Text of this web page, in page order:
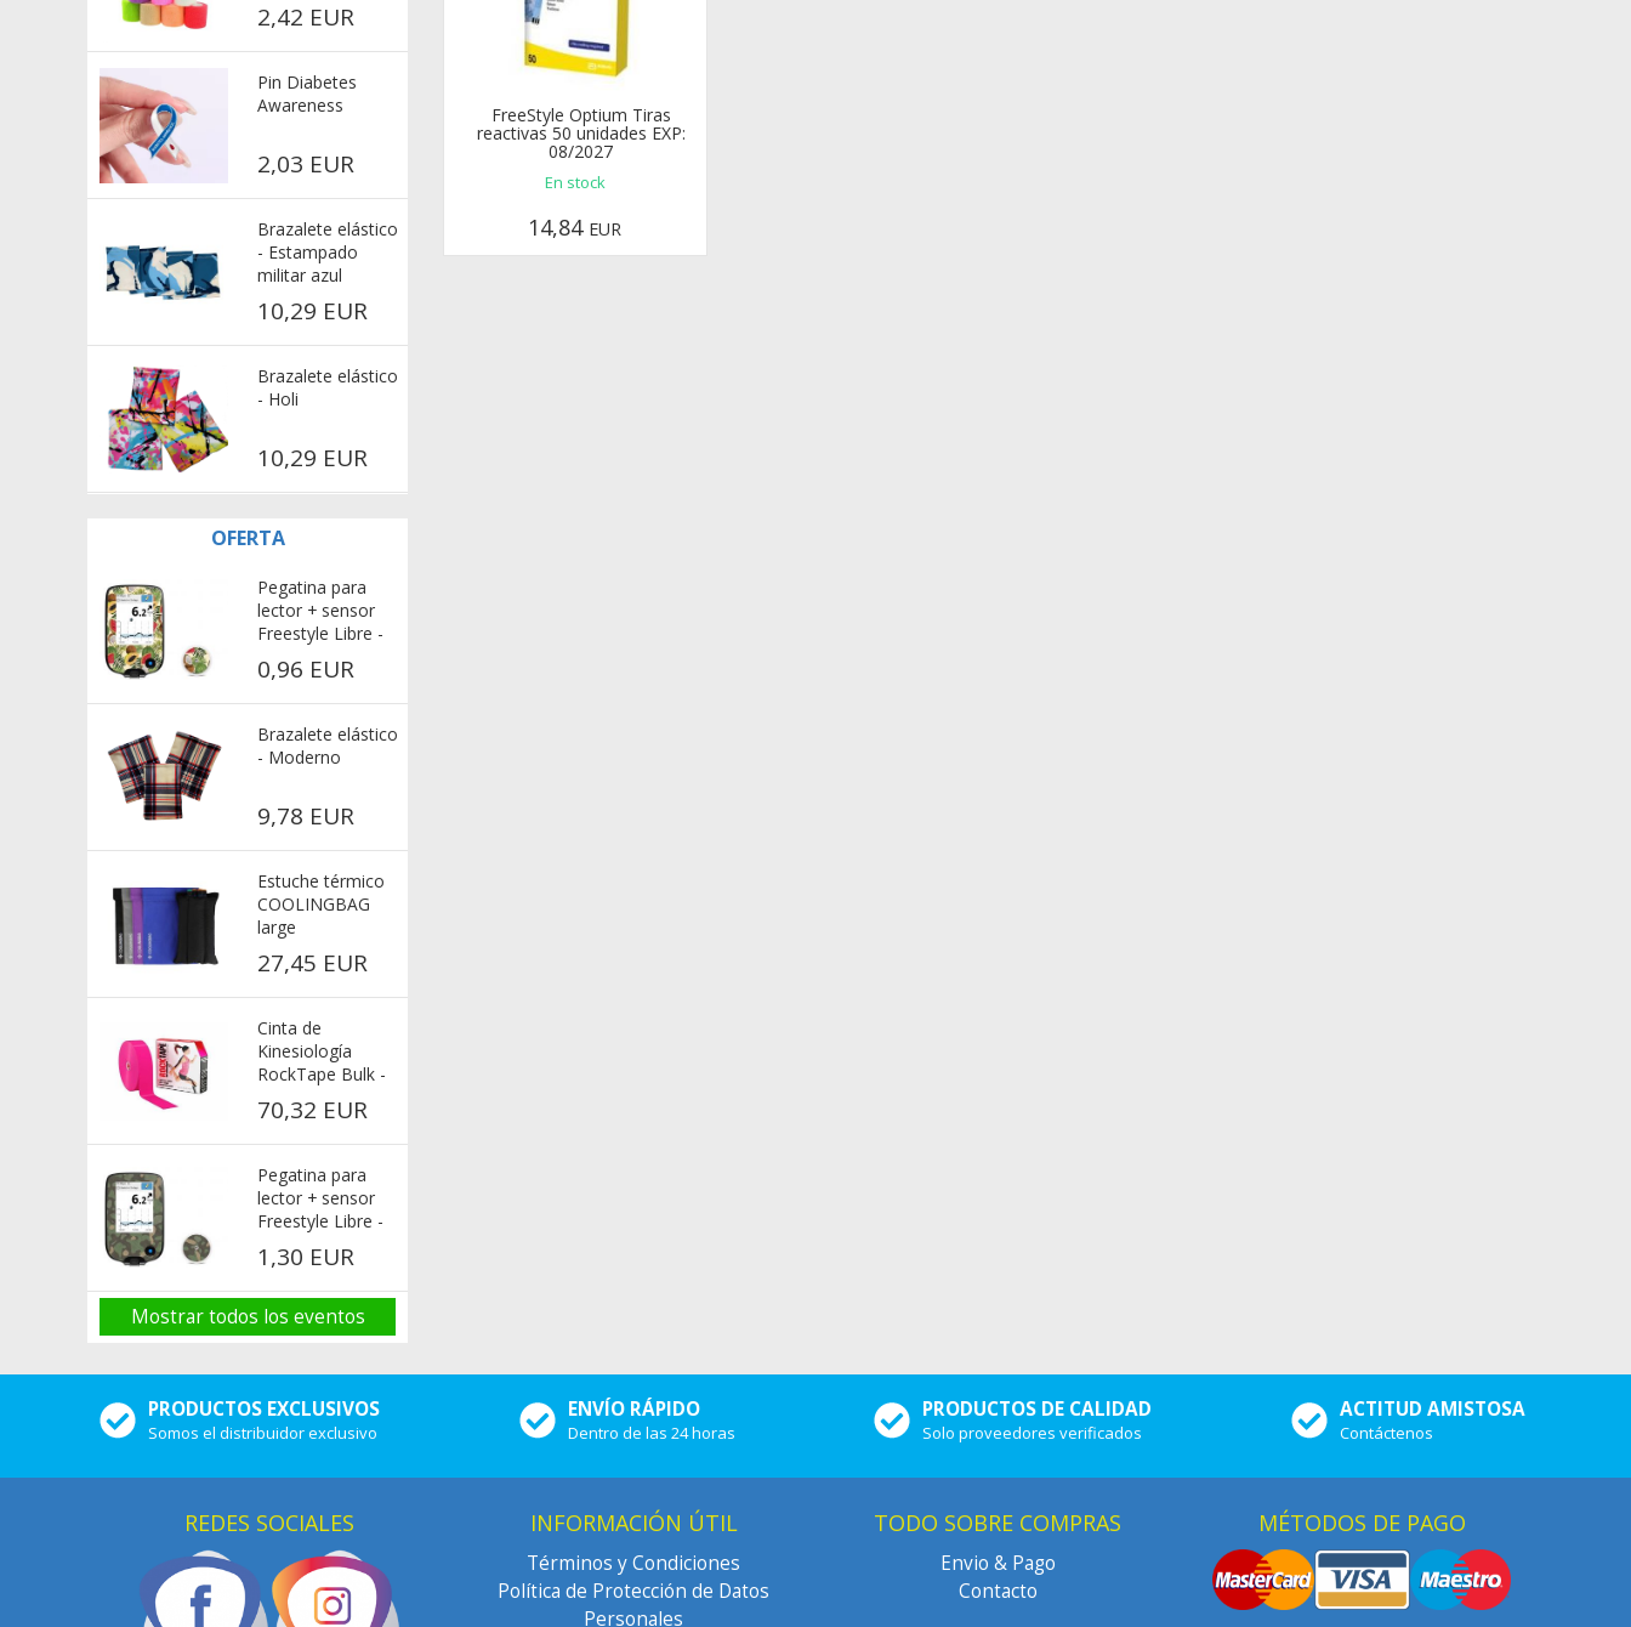
FreeStyle Optium Tiras
reactivas 50 unidades EXP:
08/2027
En stock
14,84 EUR
2,42 EUR
Pin Diabetes
Awareness
2,03 EUR
Brazalete elástico
- Estampado
militar azul
10,29 EUR
Brazalete elástico
- Holi
10,29 EUR
OFERTA
Pegatina para
lector + sensor
Freestyle Libre -
Frutas exóticas
0,96 EUR
Brazalete elástico
- Moderno
9,78 EUR
Estuche térmico
COOLINGBAG
large
27,45 EUR
Cinta de
Kinesiología
RockTape Bulk -
Rosa 32 m
70,32 EUR
Pegatina para
lector + sensor
Freestyle Libre -
Camuflaje militar
1,30 EUR
Mostrar todos los eventos
PRODUCTOS EXCLUSIVOS
Somos el distribuidor exclusivo
ENVÍO RÁPIDO
Dentro de las 24 horas
PRODUCTOS DE CALIDAD
Solo proveedores verificados
ACTITUD AMISTOSA
Contáctenos
REDES SOCIALES INFORMACIÓN ÚTIL
Términos y Condiciones
Política de Protección de Datos
Personales
TODO SOBRE COMPRAS
Envio & Pago
Contacto
MÉTODOS DE PAGO